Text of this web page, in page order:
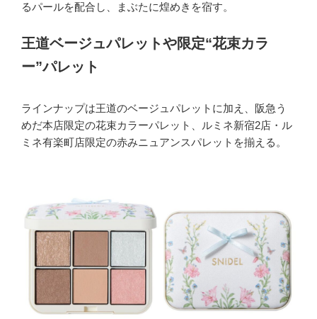
るパールを配合し、まぶたに煌めきを宿す。
王道ベージュパレットや限定“花束カラ
ー”パレット
ラインナップは王道のベージュパレットに加え、阪急う
めだ本店限定の花束カラーパレット、ルミネ新宿2店・ル
ミネ有楽町店限定の赤みニュアンスパレットを揃える。